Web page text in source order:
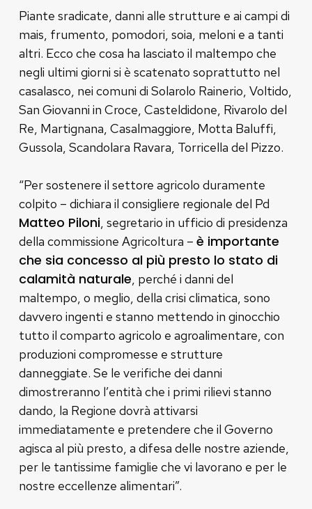
Piante sradicate, danni alle strutture e ai campi di
mais, frumento, pomodori, soia, meloni e a tanti
altri. Ecco che cosa ha lasciato il maltempo che
negli ultimi giorni si è scatenato soprattutto nel
casalasco, nei comuni di Solarolo Rainerio, Voltido,
San Giovanni in Croce, Casteldidone, Rivarolo del
Re, Martignana, Casalmaggiore, Motta Baluffi,
Gussola, Scandolara Ravara, Torricella del Pizzo.
“Per sostenere il settore agricolo duramente
colpito – dichiara il consigliere regionale del Pd
Matteo Piloni, segretario in ufficio di presidenza
della commissione Agricoltura – è importante
che sia concesso al più presto lo stato di
calamità naturale, perché i danni del
maltempo, o meglio, della crisi climatica, sono
davvero ingenti e stanno mettendo in ginocchio
tutto il comparto agricolo e agroalimentare, con
produzioni compromesse e strutture
danneggiate. Se le verifiche dei danni
dimostreranno l’entità che i primi rilievi stanno
dando, la Regione dovrà attivarsi
immediatamente e pretendere che il Governo
agisca al più presto, a difesa delle nostre aziende,
per le tantissime famiglie che vi lavorano e per le
nostre eccellenze alimentari”.